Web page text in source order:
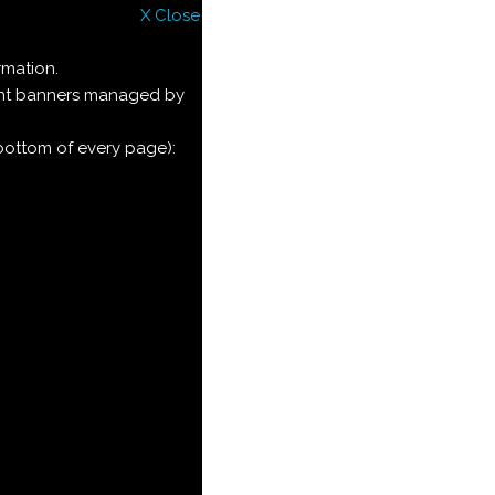
X Close
banners managed by
of every page):